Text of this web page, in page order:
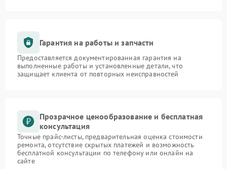
Гарантия на работы и запчасти
Предоставляется документированная гарантия на
выполненные работы и установленные детали, что
защищает клиента от повторных неисправностей
Прозрачное ценообразование и бесплатная
консультация
Точные прайс-листы, предварительная оценка стоимости
ремонта, отсутствие скрытых платежей и возможность
бесплатной консультации по телефону или онлайн на
сайте